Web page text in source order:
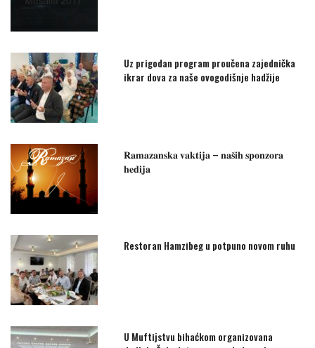
Uz prigodan program proučena zajednička
ikrar dova za naše ovogodišnje hadžije
𝐑𝐚𝐦𝐚𝐳𝐚𝐧𝐬𝐤𝐚 𝐯𝐚𝐤𝐭𝐢𝐣𝐚 – 𝐧𝐚𝐬̌𝐢𝐡 𝐬𝐩𝐨𝐧𝐳𝐨𝐫𝐚
𝐡𝐞𝐝𝐢𝐣𝐚
Restoran Hamzibeg u potpuno novom ruhu
U Muftijstvu bihaćkom organizovana